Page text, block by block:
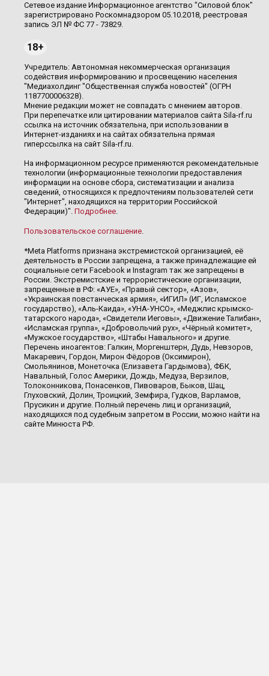
Сетевое издание Информационное агентство "Силовой блок"
зарегистрировано Роскомнадзором 05.10.2018, реестровая
запись ЭЛ № ФС 77 - 73829.
18+
Учредитель: Автономная некоммерческая организация
содействия информированию и просвещению населения
"Медиахолдинг "Общественная служба новостей" (ОГРН
1187700006328).
Мнение редакции может не совпадать с мнением авторов.
При перепечатке или цитировании материалов сайта Sila-rf.ru
ссылка на источник обязательна, при использовании в
Интернет-изданиях и на сайтах обязательна прямая
гиперссылка на сайт Sila-rf.ru.
На информационном ресурсе применяются рекомендательные
технологии (информационные технологии предоставления
информации на основе сбора, систематизации и анализа
сведений, относящихся к предпочтениям пользователей сети
"Интернет", находящихся на территории Российской
Федерации)". Подробнее.
Пользовательское соглашение.
*Meta Platforms признана экстремистской организацией, её
деятельность в России запрещена, а также принадлежащие ей
социальные сети Facebook и Instagram так же запрещены в
России. Экстремистские и террористические организации,
запрещенные в РФ: «АУЕ», «Правый сектор», «Азов»,
«Украинская повстанческая армия», «ИГИЛ» (ИГ, Исламское
государство), «Аль-Каида», «УНА-УНСО», «Меджлис крымско-
татарского народа», «Свидетели Иеговы», «Движение Талибан»,
«Исламская группа», «Добровольчий рух», «Чёрный комитет»,
«Мужское государство», «Штабы Навального» и другие.
Перечень иноагентов: Галкин, Моргенштерн, Дудь, Невзоров,
Макаревич, Гордон, Мирон Фёдоров (Оксимирон),
Смольянинов, Монеточка (Елизавета Гардымова), ФБК,
Навальный, Голос Америки, Дождь, Медуза, Верзилов,
Толоконникова, Понасенков, Пивоваров, Быков, Шац,
Глуховский, Долин, Троицкий, Земфира, Гудков, Варламов,
Прусикин и другие. Полный перечень лиц и организаций,
находящихся под судебным запретом в России, можно найти на
сайте Минюста РФ.